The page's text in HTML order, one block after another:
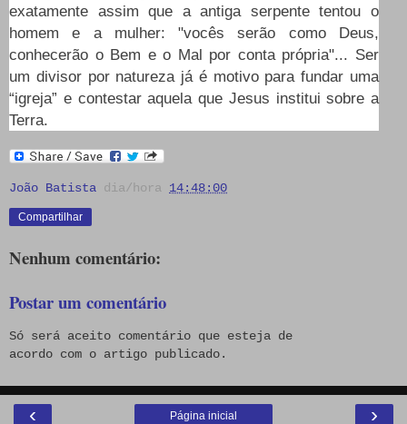
exatamente assim que a antiga serpente tentou o
homem e a mulher: "vocês serão como Deus,
conhecerão o Bem e o Mal por conta própria"... Ser
um divisor por natureza já é motivo para fundar uma
“igreja” e contestar aquela que Jesus institui sobre a
Terra.
João Batista dia/hora 14:48:00
Compartilhar
Nenhum comentário:
Postar um comentário
Só será aceito comentário que esteja de
acordo com o artigo publicado.
‹ ›
Página inicial